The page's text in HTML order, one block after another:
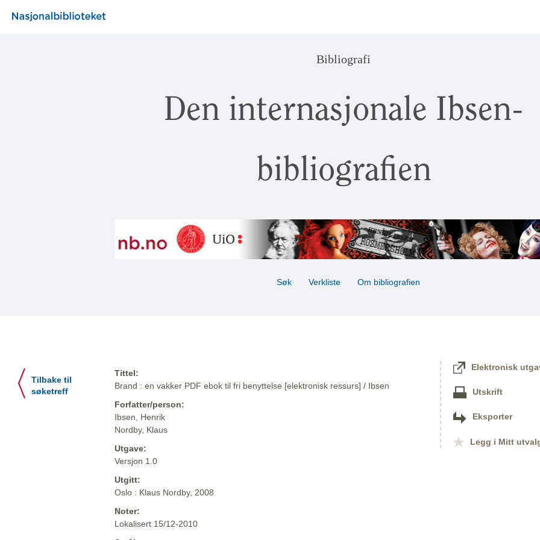
Bibliografi
Den internasjonale Ibsen-
bibliografien
Søk Verkliste Om bibliografien
Tilbake til
søketreff
Tittel:
Brand : en vakker PDF ebok til fri benyttelse [elektronisk ressurs] / Ibsen
Forfatter/person:
Ibsen, Henrik
Nordby, Klaus
Utgave:
Versjon 1.0
Utgitt:
Oslo : Klaus Nordby, 2008
Noter:
Lokalisert 15/12-2010
Elektronisk
Utskrift
Eksporter
Legg i Mitt